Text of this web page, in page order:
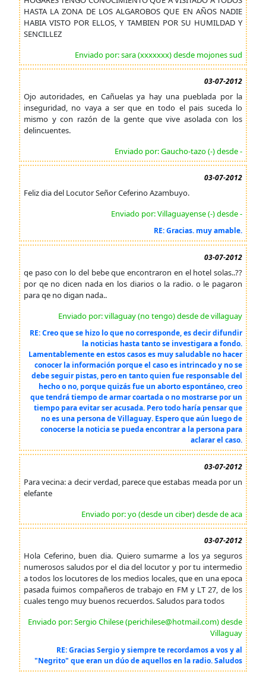
HASTA LA ZONA DE LOS ALGAROBOS QUE EN AÑOS NADIE
HABIA VISTO POR ELLOS, Y TAMBIEN POR SU HUMILDAD Y
SENCILLEZ
Enviado por: sara (xxxxxxx) desde mojones sud
03-07-2012
Ojo autoridades, en Cañuelas ya hay una pueblada por la
inseguridad, no vaya a ser que en todo el pais suceda lo
mismo y con razón de la gente que vive asolada con los
delincuentes.
Enviado por: Gaucho-tazo (-) desde -
03-07-2012
Feliz dia del Locutor Señor Ceferino Azambuyo.
Enviado por: Villaguayense (-) desde -
RE: Gracias. muy amable.
03-07-2012
qe paso con lo del bebe que encontraron en el hotel solas..??
por qe no dicen nada en los diarios o la radio. o le pagaron
para qe no digan nada..
Enviado por: villaguay (no tengo) desde de villaguay
RE: Creo que se hizo lo que no corresponde, es decir difundir
la noticias hasta tanto se investigara a fondo.
Lamentablemente en estos casos es muy saludable no hacer
conocer la información porque el caso es intrincado y no se
debe seguir pistas, pero en tanto quien fue responsable del
hecho o no, porque quizás fue un aborto espontáneo, creo
que tendrá tiempo de armar coartada o no mostrarse por un
tiempo para evitar ser acusada. Pero todo haría pensar que
no es una persona de Villaguay. Espero que aún luego de
conocerse la noticia se pueda encontrar a la persona para
aclarar el caso.
03-07-2012
Para vecina: a decir verdad, parece que estabas meada por un
elefante
Enviado por: yo (desde un ciber) desde de aca
03-07-2012
Hola Ceferino, buen dia. Quiero sumarme a los ya seguros
numerosos saludos por el dia del locutor y por tu intermedio
a todos los locutores de los medios locales, que en una epoca
pasada fuimos compañeros de trabajo en FM y LT 27, de los
cuales tengo muy buenos recuerdos. Saludos para todos
Enviado por: Sergio Chilese (perichilese@hotmail.com) desde
Villaguay
RE: Gracias Sergio y siempre te recordamos a vos y al
"Negrito" que eran un dúo de aquellos en la radio. Saludos